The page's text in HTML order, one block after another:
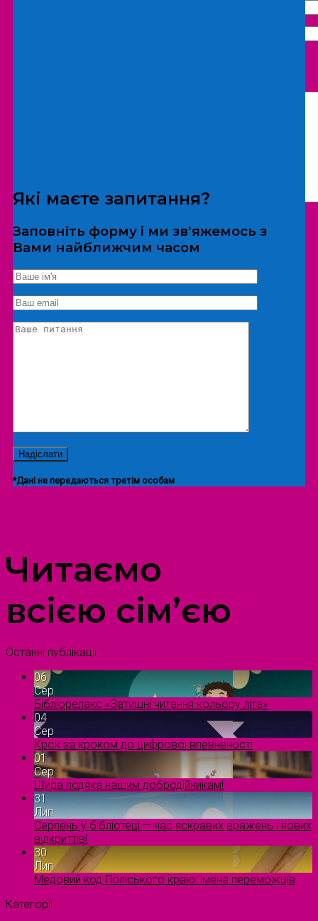
*Дані не передаються третім особам
Екскурсія/локація
Які маєте запитання?
Заповніть форму і ми зв'яжемось з
Вами найближчим часом
*Дані не передаються третім особам
Читаємо
всією сім’єю
Останні публікації
06
Сер
Бібліорелакс «Затишні читання кольору літа»
04
Сер
Крок за кроком до цифрової впевненості
01
Сер
Щира подяка нашим добродійникам!
31
Лип
Серпень у бібліотеці — час яскравих вражень і нових
відкриттів!
30
Лип
Медовий код Поліського краю: імена переможців
Категорії